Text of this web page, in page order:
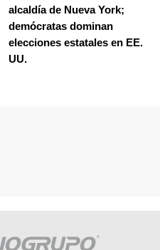
alcaldía de Nueva York;
demócratas dominan
elecciones estatales en EE.
UU.